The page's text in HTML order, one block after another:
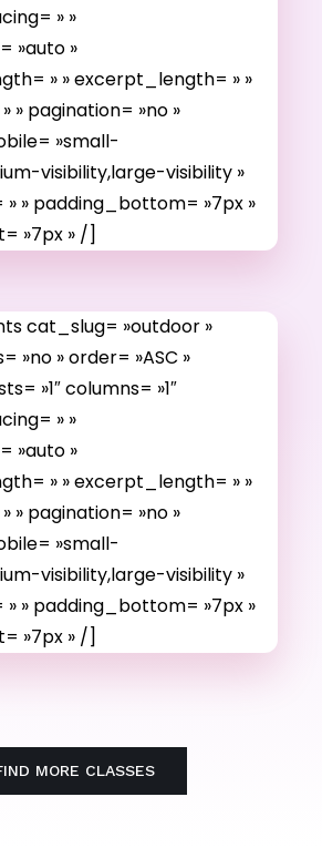
» »
»auto »
» » excerpt_length= » »
» pagination= »no »
»small-
visibility,large-visibility »
» » padding_bottom= »7px »
»7px » /]
cat_slug= »outdoor »
»no » order= »ASC »
»1″ columns= »1″
» »
»auto »
» » excerpt_length= » »
» pagination= »no »
»small-
visibility,large-visibility »
» » padding_bottom= »7px »
»7px » /]
MORE CLASSES